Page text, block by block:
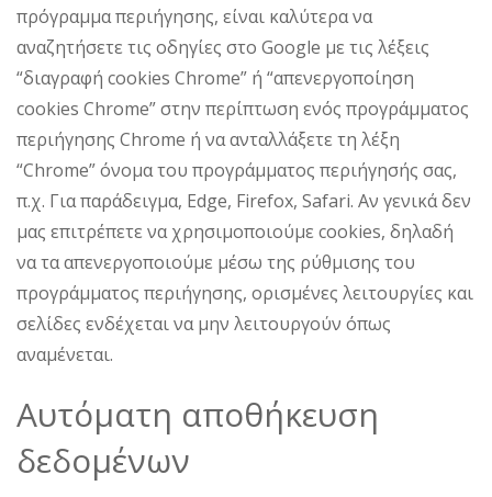
πρόγραμμα περιήγησης, είναι καλύτερα να
αναζητήσετε τις οδηγίες στο Google με τις λέξεις
“διαγραφή cookies Chrome” ή “απενεργοποίηση
cookies Chrome” στην περίπτωση ενός προγράμματος
περιήγησης Chrome ή να ανταλλάξετε τη λέξη
“Chrome” όνομα του προγράμματος περιήγησής σας,
π.χ. Για παράδειγμα, Edge, Firefox, Safari. Αν γενικά δεν
μας επιτρέπετε να χρησιμοποιούμε cookies, δηλαδή
να τα απενεργοποιούμε μέσω της ρύθμισης του
προγράμματος περιήγησης, ορισμένες λειτουργίες και
σελίδες ενδέχεται να μην λειτουργούν όπως
αναμένεται.
Αυτόματη αποθήκευση
δεδομένων